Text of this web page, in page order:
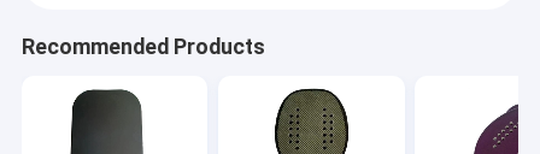
Recommended Products